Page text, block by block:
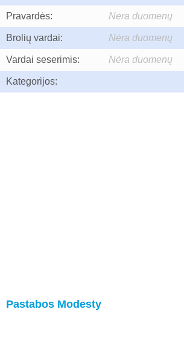
Pravardės: Nėra duomenų
Brolių vardai: Nėra duomenų
Vardai seserimis: Nėra duomenų
Kategorijos:
Pastabos Modesty